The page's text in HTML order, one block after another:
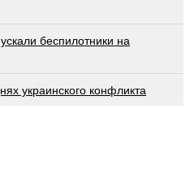
беспилотники на
украинского конфликта